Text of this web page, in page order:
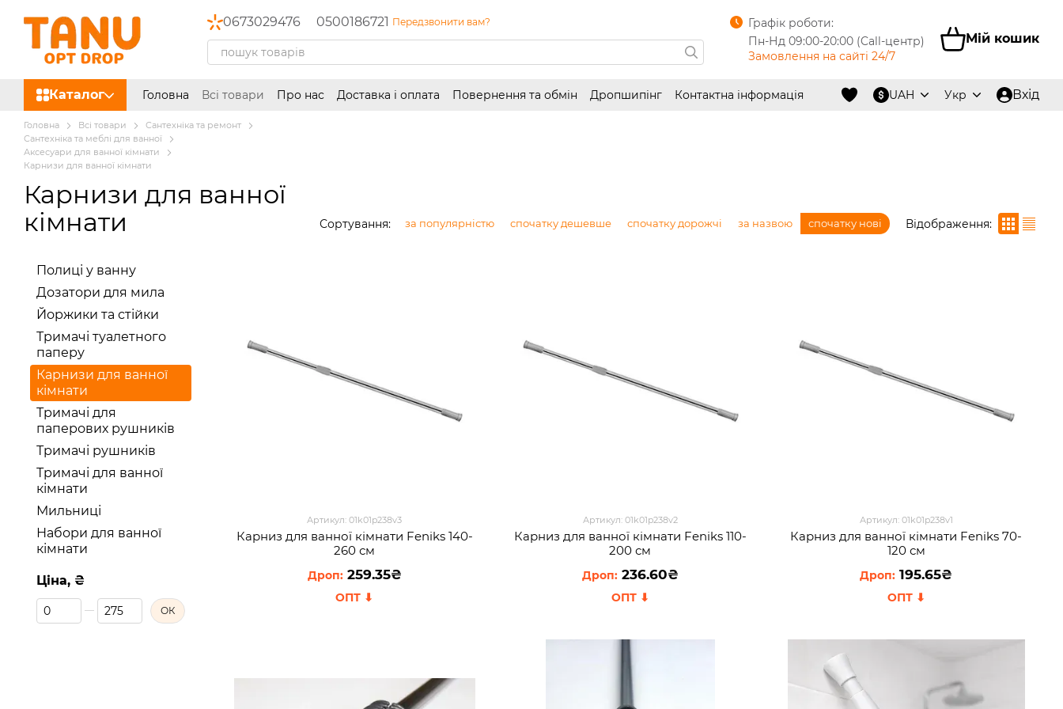
0673029476 0500186721 Передзвонити вам?
Графік роботи:
Пн-Нд 09:00-20:00 (Call-центр)
Замовлення на сайті 24/7
Мій кошик
Каталог Головна Всі товари Про нас Доставка і оплата Повернення та обмін Дропшипінг Контактна інформація UAH Укр Вхід
Головна Всі товари
Сантехніка та ремонт
Сантехніка та меблі для ванної
Аксесуари для ванної кімнати
Карнизи для ванної кімнати
Карнизи для ванної
кімнати
Сортування: за популярністю спочатку дешевше спочатку дорожчі за назвою спочатку нові Відображення:
Артикул: 01k01p238v3
Карниз для ванної кімнати Feniks 140-
260 см
259.35₴
Артикул: 01k01p238v2
Карниз для ванної кімнати Feniks 110-
200 см
236.60₴
Артикул: 01k01p238v1
Карниз для ванної кімнати Feniks 70-
120 см
195.65₴
Полиці у ванну
Дозатори для мила
Йоржики та стійки
Тримачі туалетного
паперу
Карнизи для ванної
кімнати
Тримачі для
паперових рушників
Тримачі рушників
Тримачі для ванної
кімнати
Мильниці
Набори для ванної
кімнати
Ціна, ₴
Від Ціна, ₴
До Ціна, ₴ ОК